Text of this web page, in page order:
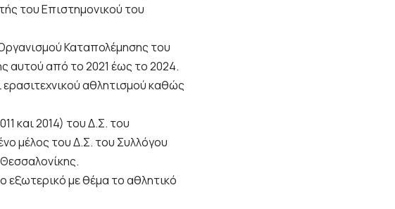
του Επιστημονικού του
Καταπολέμησης του
αυτού από το 2021 έως το 2024.
ερασιτεχνικού αθλητισμού καθώς
και 2014) του Δ.Σ. του
μέλος του Δ.Σ. του Συλλόγου
εξωτερικό με θέμα το αθλητικό